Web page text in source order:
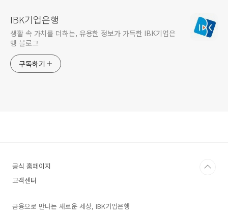
IBK기업은행
생활 속 가치를 더하는, 유용한 정보가 가득한 IBK기업은
행 블로그
구독하기
공식 홈페이지
고객센터
금융으로 만나는 새로운 세상, IBK기업은행